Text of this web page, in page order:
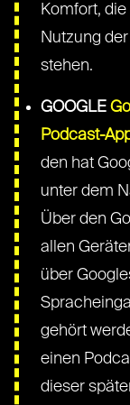
Komfort,
Nutzung
stehen.
GOOGLE
Podcast-
den hat
unter dem
Über den
allen
über
gehört
einen
dieser